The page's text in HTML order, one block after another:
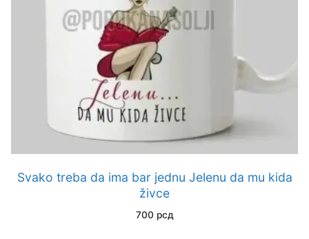
Svako treba da ima bar jednu Jelenu da mu kida
živce
700 рсд